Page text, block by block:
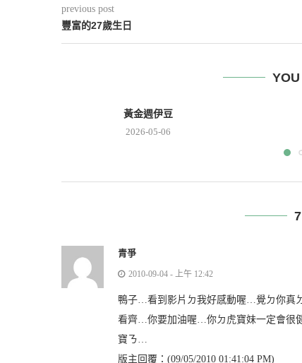
previous post
豐富的27歲生日
黃金週伊豆
2026-05-06
青爭
2010-09-04 - 上午 12:42
鴨子…看到影片ㄉ我好感動喔…覺ㄉ你真
看齊…你要加油喔…你ㄉ虎寶妹一定會很
寶ㄋ…
版主回覆：(09/05/2010 01:41:04 PM)